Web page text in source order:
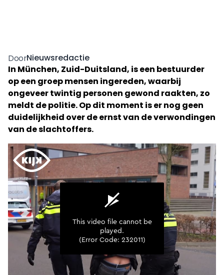
DoorNieuwsredactie
In München, Zuid-Duitsland, is een bestuurder
op een groep mensen ingereden, waarbij
ongeveer twintig personen gewond raakten, zo
meldt de politie. Op dit moment is er nog geen
duidelijkheid over de ernst van de verwondingen
van de slachtoffers.